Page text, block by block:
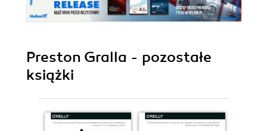
Preston Gralla - pozostałe
książki